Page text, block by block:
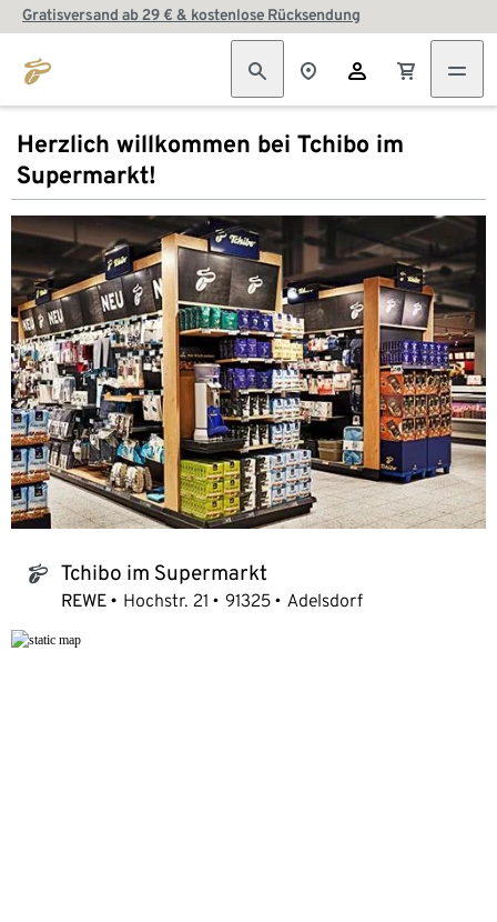
Gratisversand ab 29 € & kostenlose Rücksendung
Herzlich willkommen bei Tchibo im
Supermarkt!
tchibo_logo Tchibo im Supermarkt
REWE Hochstr. 21 91325 Adelsdorf